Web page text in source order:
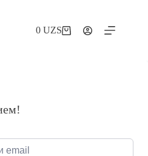
Корзина
0UZS